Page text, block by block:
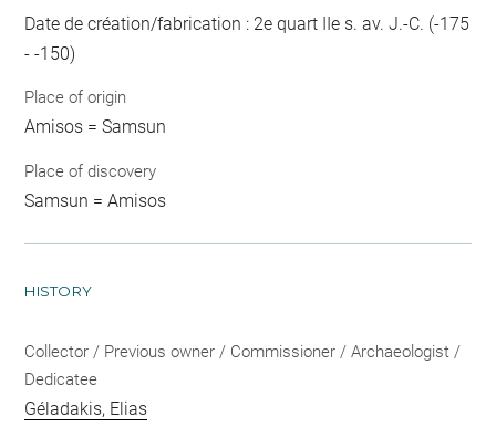
Date de création/fabrication : 2e quart IIe s. av. J.-C. (-175
- -150)
Place of origin
Amisos = Samsun
Place of discovery
Samsun = Amisos
HISTORY
Collector / Previous owner / Commissioner / Archaeologist /
Dedicatee
Géladakis, Elias